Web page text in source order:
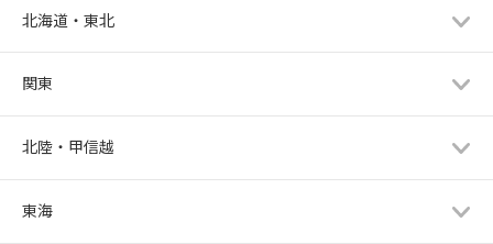
北海道・東北
関東
北陸・甲信越
東海